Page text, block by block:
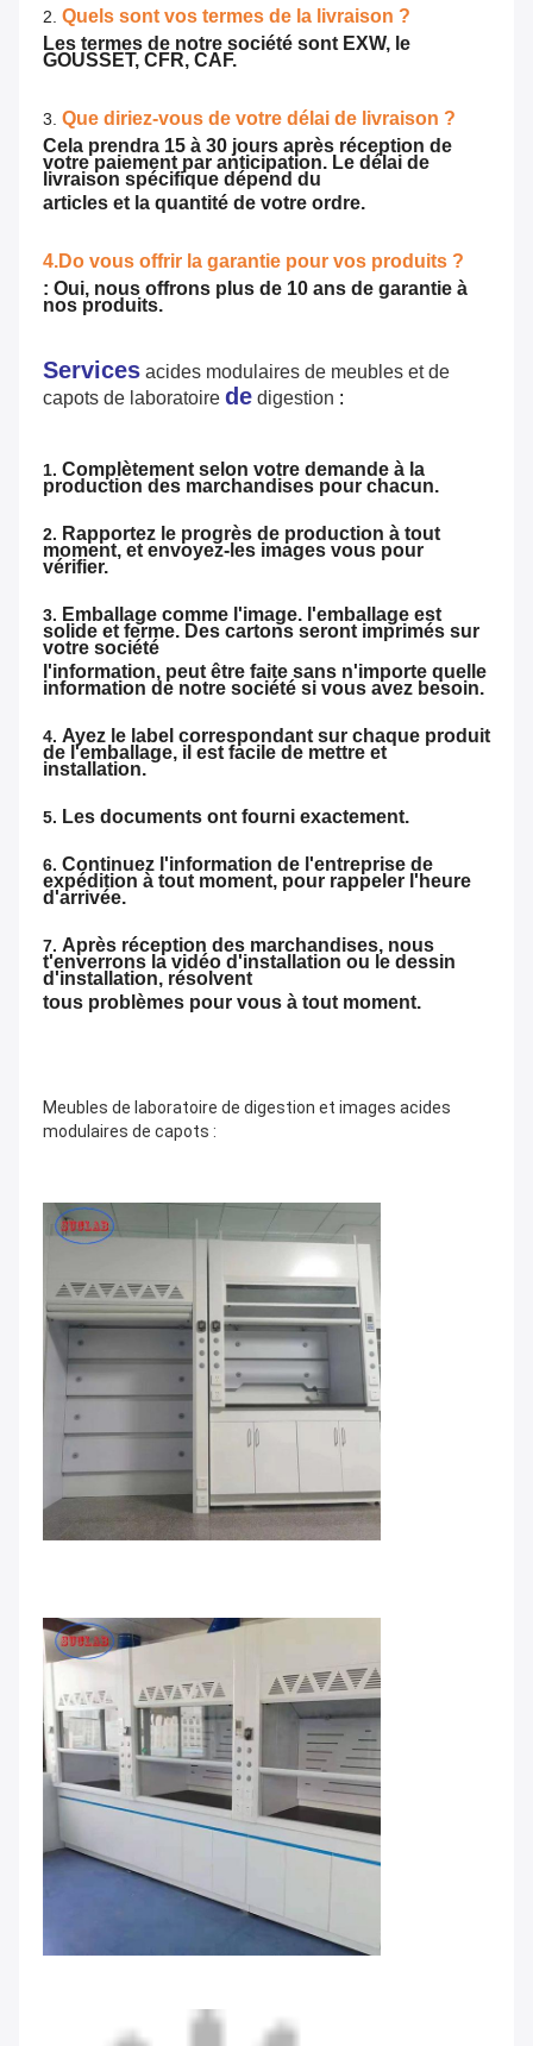
2. Quels sont vos termes de la livraison ?
Les termes de notre société sont EXW, le
GOUSSET, CFR, CAF.
3. Que diriez-vous de votre délai de livraison ?
Cela prendra 15 à 30 jours après réception de
votre paiement par anticipation. Le délai de
livraison spécifique dépend du
articles et la quantité de votre ordre.
4.Do vous offrir la garantie pour vos produits ?
: Oui, nous offrons plus de 10 ans de garantie à
nos produits.
Services acides modulaires de meubles et de
capots de laboratoire de digestion :
1. Complètement selon votre demande à la
production des marchandises pour chacun.
2. Rapportez le progrès de production à tout
moment, et envoyez-les images vous pour
vérifier.
3. Emballage comme l'image. l'emballage est
solide et ferme. Des cartons seront imprimés sur
votre société
l'information, peut être faite sans n'importe quelle
information de notre société si vous avez besoin.
4. Ayez le label correspondant sur chaque produit
de l'emballage, il est facile de mettre et
installation.
5. Les documents ont fourni exactement.
6. Continuez l'information de l'entreprise de
expédition à tout moment, pour rappeler l'heure
d'arrivée.
7. Après réception des marchandises, nous
t'enverrons la vidéo d'installation ou le dessin
d'installation, résolvent
tous problèmes pour vous à tout moment.
Meubles de laboratoire de digestion et images acides
modulaires de capots :